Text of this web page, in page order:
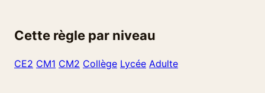
Cette règle par niveau
CE2 CM1 CM2 Collège Lycée Adulte